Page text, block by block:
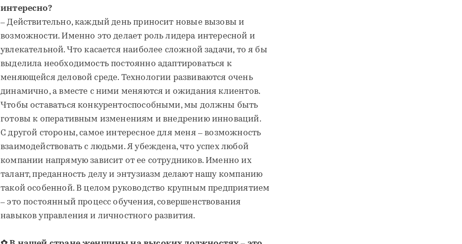
интересно?
– Действительно, каждый день приносит новые вызовы и
возможности. Именно это делает роль лидера интересной и
увлекательной. Что касается наиболее сложной задачи, то я бы
выделила необходимость постоянно адаптироваться к
меняющейся деловой среде. Технологии развиваются очень
динамично, а вместе с ними меняются и ожидания клиентов.
Чтобы оставаться конкурентоспособными, мы должны быть
готовы к оперативным изменениям и внедрению инноваций.
С другой стороны, самое интересное для меня – возможность
взаимодействовать с людьми. Я убеждена, что успех любой
компании напрямую зависит от ее сотрудников. Именно их
талант, преданность делу и энтузиазм делают нашу компанию
такой особенной. В целом руководство крупным предприятием
– это постоянный процесс обучения, совершенствования
навыков управления и личностного развития.